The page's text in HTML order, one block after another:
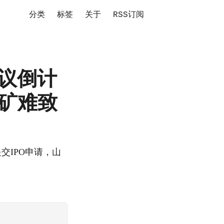
分类 标签 关于 RSS订阅
倒计
难致
IPO申请，山